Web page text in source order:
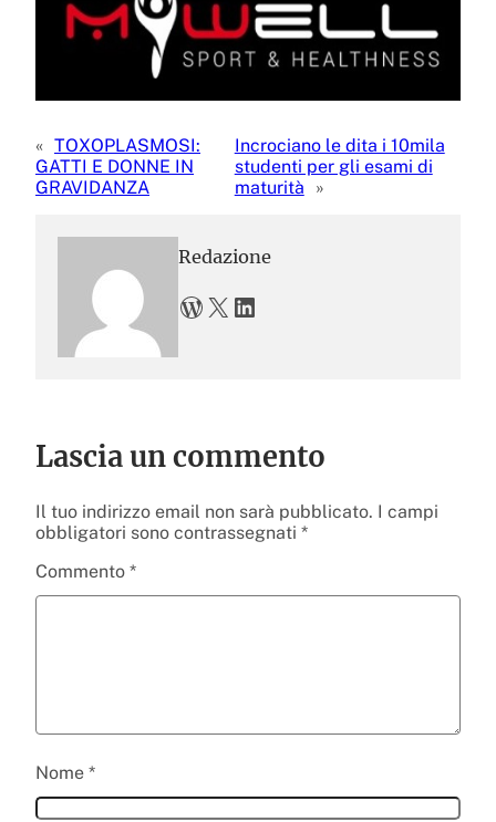
« TOXOPLASMOSI:
GATTI E DONNE IN
GRAVIDANZA
Incrociano le dita i 10mila
studenti per gli esami di
maturità
»
Redazione
WordPress X LinkedIn
Lascia un commento
Il tuo indirizzo email non sarà pubblicato. I campi
obbligatori sono contrassegnati *
Commento *
Nome *